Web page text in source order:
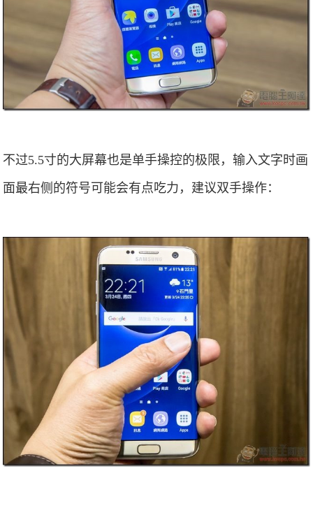
不过5.5寸的大屏幕也是单手操控的极限，输入文字时画
面最右侧的符号可能会有点吃力，建议双手操作：